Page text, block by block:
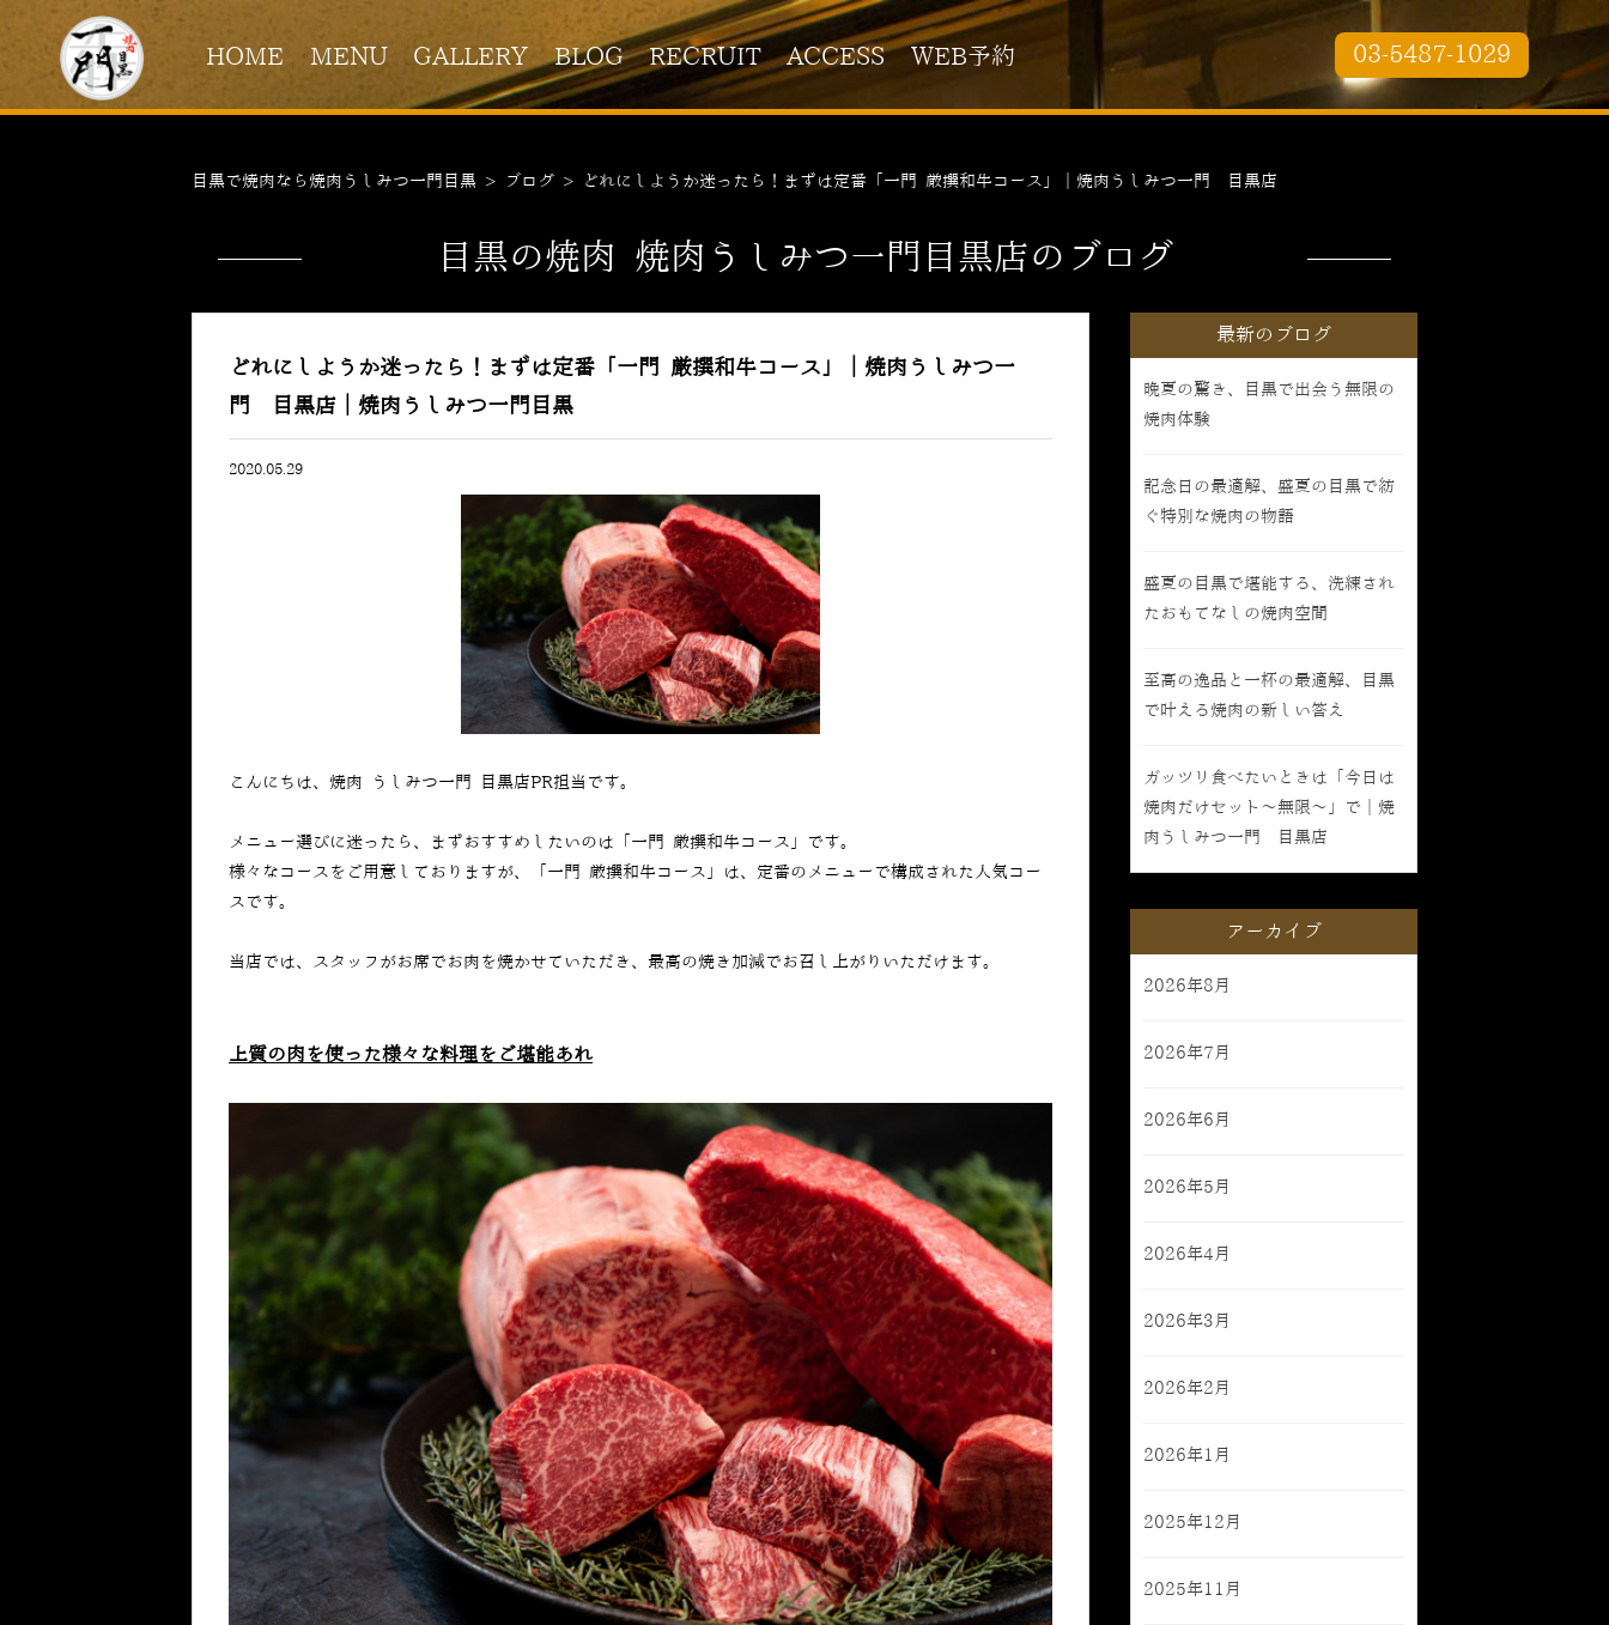
HOME MENU GALLERY BLOG RECRUIT ACCESS WEB予約 03-5487-1029
目黒で焼肉なら焼肉うしみつ一門目黒 > ブログ > どれにしようか迷ったら！まずは定番「一門 厳撰和牛コース」｜焼肉うしみつ一門 目黒店
目黒の焼肉 焼肉うしみつ一門目黒店のブログ
どれにしようか迷ったら！まずは定番「一門 厳撰和牛コース」｜焼肉うしみつ一
門 目黒店｜焼肉うしみつ一門目黒
2020.05.29
こんにちは、焼肉 うしみつ一門 目黒店PR担当です。
メニュー選びに迷ったら、まずおすすめしたいのは「一門 厳撰和牛コース」です。
様々なコースをご用意しておりますが、「一門 厳撰和牛コース」は、定番のメニューで構成された人気コー
スです。
当店では、スタッフがお席でお肉を焼かせていただき、最高の焼き加減でお召し上がりいただけます。
上質の肉を使った様々な料理をご堪能あれ
最新のブログ
晩夏の驚き、目黒で出会う無限の
焼肉体験
記念日の最適解、盛夏の目黒で紡
ぐ特別な焼肉の物語
盛夏の目黒で堪能する、洗練され
たおもてなしの焼肉空間
至高の逸品と一杯の最適解、目黒
で叶える焼肉の新しい答え
ガッツリ食べたいときは「今日は
焼肉だけセット〜無限〜」で｜焼
肉うしみつ一門 目黒店
アーカイブ
2026年8月
2026年7月
2026年6月
2026年5月
2026年4月
2026年3月
2026年2月
2026年1月
2025年12月
2025年11月